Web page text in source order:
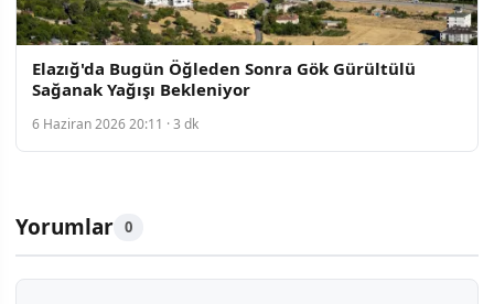
Elazığ'da Bugün Öğleden Sonra Gök Gürültülü
Sağanak Yağışı Bekleniyor
6 Haziran 2026 20:11 · 3 dk
Yorumlar 0